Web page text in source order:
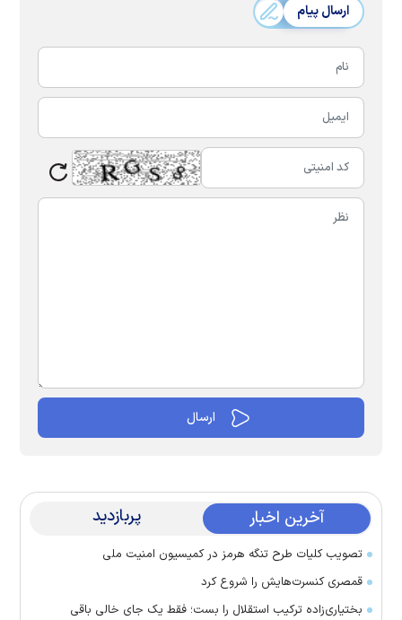
ارسال پیام
آخرین اخبار پربازدید
تصویب کلیات طرح تنگه هرمز در کمیسیون امنیت ملی
قمصری کنسرت‌هایش را شروع کرد
بختیاری‌زاده ترکیب استقلال را بست؛ فقط یک جای خالی باقی